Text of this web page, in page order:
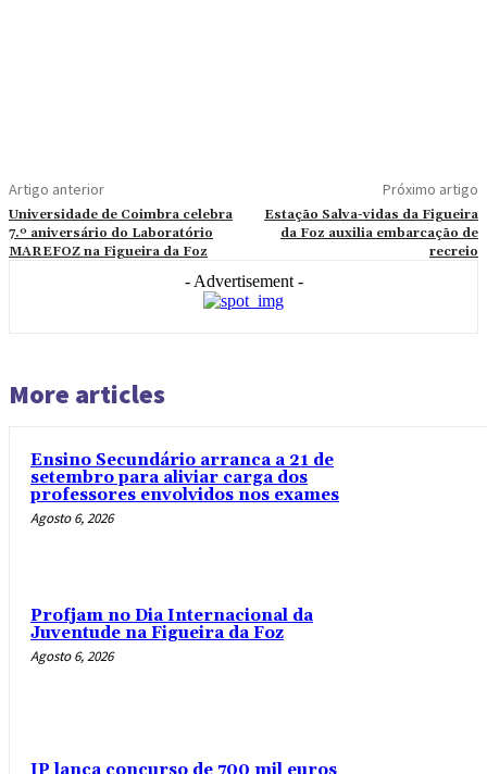
Artigo anterior
Universidade de Coimbra celebra
7.º aniversário do Laboratório
MAREFOZ na Figueira da Foz
Próximo artigo
Estação Salva-vidas da Figueira
da Foz auxilia embarcação de
recreio
- Advertisement -
More articles
Ensino Secundário arranca a 21 de
setembro para aliviar carga dos
professores envolvidos nos exames
Agosto 6, 2026
Profjam no Dia Internacional da
Juventude na Figueira da Foz
Agosto 6, 2026